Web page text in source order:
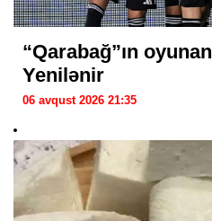
“Qarabağ”ın
Yenilənir
06 avqust 2026 21:35